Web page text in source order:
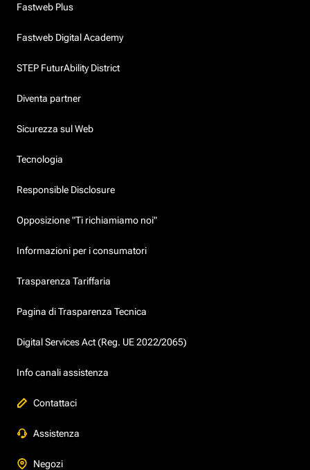
Fastweb Plus
Fastweb Digital Academy
STEP FuturAbility District
Diventa partner
Sicurezza sul Web
Tecnologia
Responsible Disclosure
Opposizione "Ti richiamiamo noi"
Informazioni per i consumatori
Trasparenza Tariffaria
Pagina di Trasparenza Tecnica
Digital Services Act (Reg. UE 2022/2065)
Info canali assistenza
Contattaci
Assistenza
Negozi